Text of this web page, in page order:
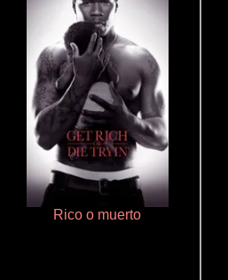
Rico o muerto